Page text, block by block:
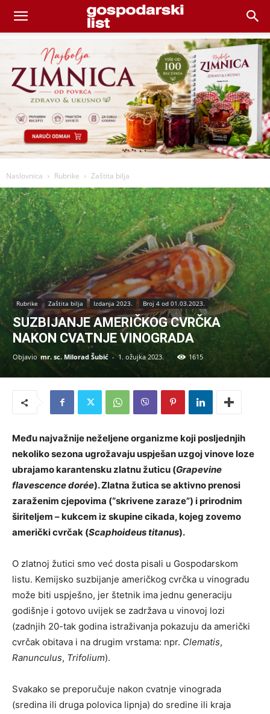
Naslovnica Rubrike Zaštita bilja
Rubrike Zaštita bilja Izdanja 2023. Broj 4 od 01.03.2023.
SUZBIJANJE AMERIČKOG CVRČKA
NAKON CVATNJE VINOGRADA
Objavio mr. sc. Milorad Šubić - 1. ožujka 2023. 1615
Među najvažnije neželjene organizme koji posljednjih
nekoliko sezona ugrožavaju uspješan uzgoj vinove loze
ubrajamo karantensku zlatnu žuticu (Grapevine
flavescence dorée). Zlatna žutica se aktivno prenosi
zaraženim cjepovima (“skrivene zaraze”) i prirodnim
širiteljem – kukcem iz skupine cikada, kojeg zovemo
američki cvrčak (Scaphoideus titanus).
O zlatnoj žutici smo već dosta pisali u Gospodarskom
listu. Kemijsko suzbijanje američkog cvrčka u vinogradu
može biti uspješno, jer štetnik ima jednu generaciju
godišnje i gotovo uvijek se zadržava u vinovoj lozi
(zadnjih 20-tak godina istraživanja pokazuju da američki
cvrčak obitava i na drugim vrstama: npr. Clematis,
Ranunculus, Trifolium).
Svakako se preporučuje nakon cvatnje vinograda
(sredina ili druga polovica lipnja) do sredine ili kraja